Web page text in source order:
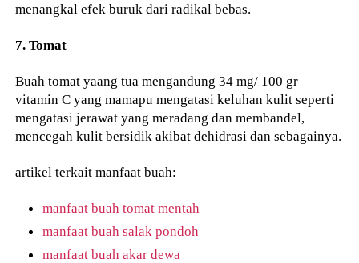
menangkal efek buruk dari radikal bebas.
7. Tomat
Buah tomat yaang tua mengandung 34 mg/ 100 gr
vitamin C yang mamapu mengatasi keluhan kulit seperti
mengatasi jerawat yang meradang dan membandel,
mencegah kulit bersidik akibat dehidrasi dan sebagainya.
artikel terkait manfaat buah:
manfaat buah tomat mentah
manfaat buah salak pondoh
manfaat buah akar dewa